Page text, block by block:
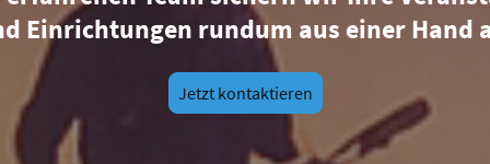
Einrichtungen rundum aus einer Hand
Jetzt kontaktieren